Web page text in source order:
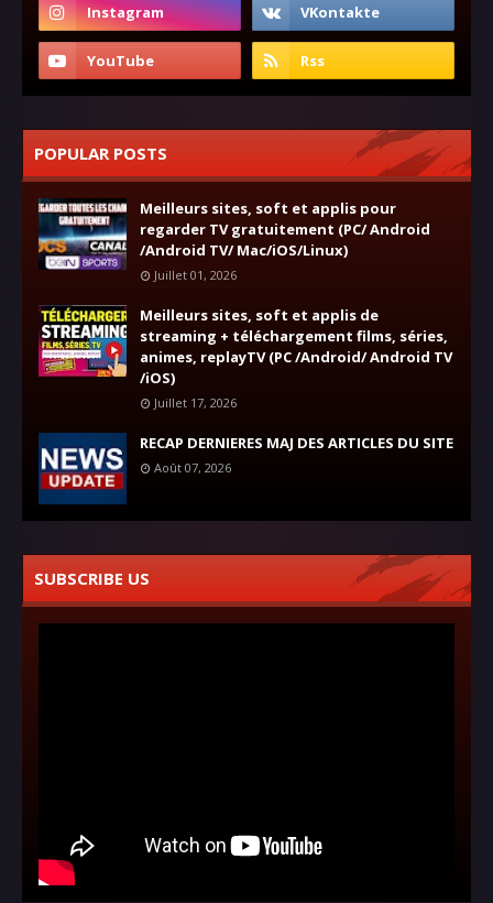
POPULAR POSTS
Meilleurs sites, soft et applis pour
regarder TV gratuitement (PC/ Android
/Android TV/ Mac/iOS/Linux)
Juillet 01, 2026
Meilleurs sites, soft et applis de
streaming + téléchargement films, séries,
animes, replayTV (PC /Android/ Android TV
/iOS)
Juillet 17, 2026
RECAP DERNIERES MAJ DES ARTICLES DU SITE
Août 07, 2026
SUBSCRIBE US